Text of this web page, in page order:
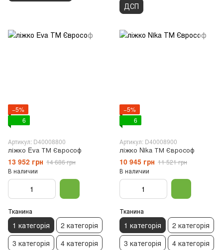
ДСП
−5%
6
Артикул: D40008800
ліжко Eva ТМ Єврософ
13 952 грн 14 686 грн
В наличии
Тканина
1 категорія
2 категорія
3 категорія
4 категорія
−5%
6
Артикул: D40008900
ліжко Nika ТМ Єврософ
10 945 грн 11 521 грн
В наличии
Тканина
1 категорія
2 категорія
3 категорія
4 категорія